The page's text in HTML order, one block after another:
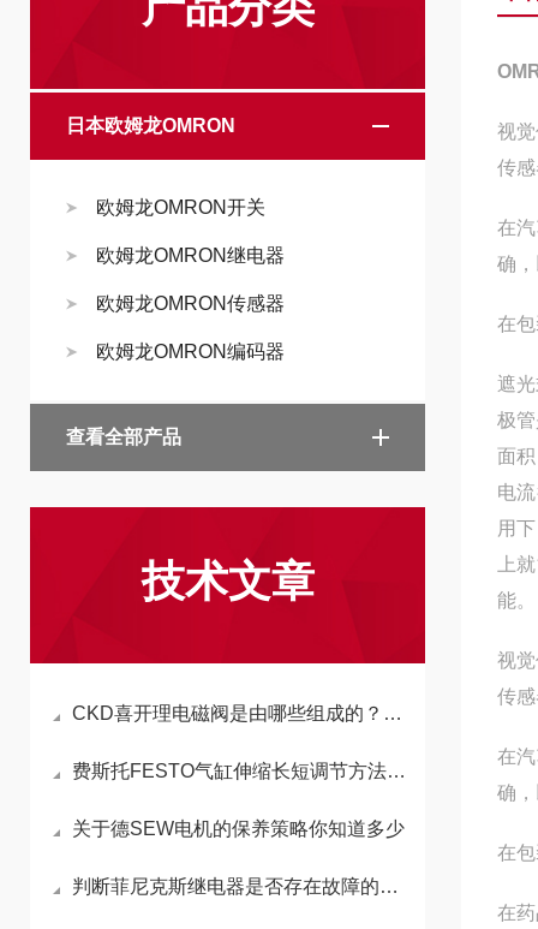
日本欧姆龙OMRON
欧姆龙OMRON开关
欧姆龙OMRON继电器
欧姆龙OMRON传感器
欧姆龙OMRON编码器
查看全部产品
技术文章
CKD喜开理电磁阀是由哪些组成的？其中是否包括线圈
费斯托FESTO气缸伸缩长短调节方法分享
关于德SEW电机的保养策略你知道多少
判断菲尼克斯继电器是否存在故障的方法介绍
视
传
在
确
在
遮
极
面
电
用
上
能。
视
传
在
确
在
在